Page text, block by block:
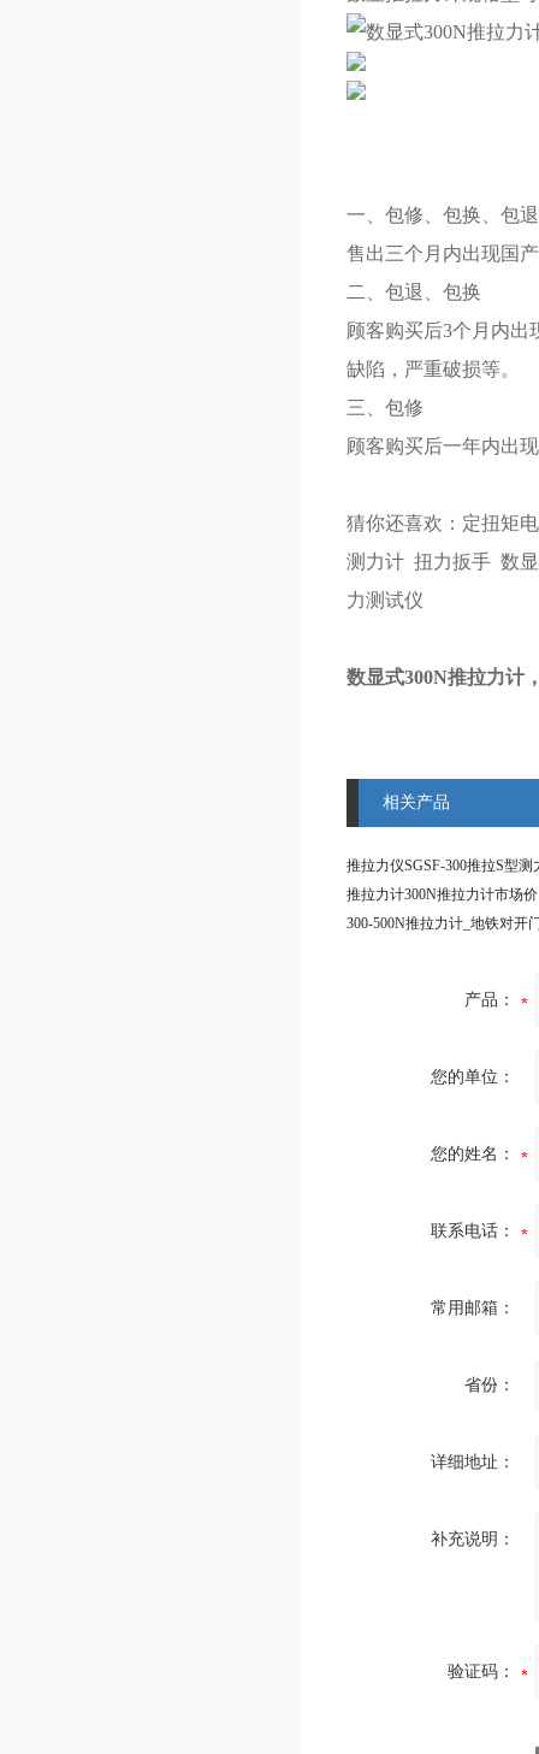
一、包修、包换、包退
售出三个月内出现国
二、包退、包换
顾客购买后3个月内
缺陷，严重破损等。
三、包修
顾客购买后一年内出
猜你还喜欢： 定扭矩
测力计 扭力扳手 数
力测试仪
数显式300N推拉力计
相关产品
推拉力计300N推拉力计市场价
产品：
您的单位：
您的姓名：
联系电话：
常用邮箱：
省份：
详细地址：
补充说明：
验证码：